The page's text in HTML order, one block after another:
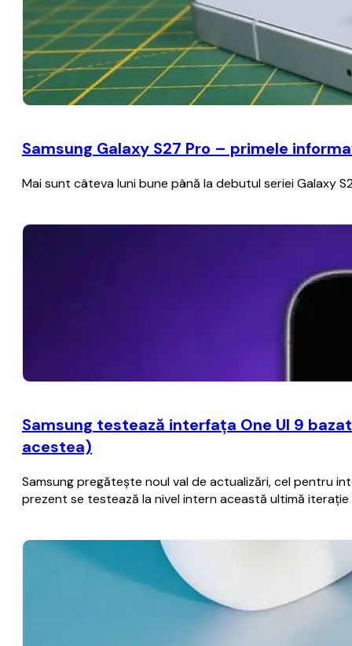
Samsung Galaxy S27 Pro – primele
Mai sunt câteva luni bune până la debutul seriei Galaxy
Samsung testează interfaţa One UI 9
acestea)
Samsung pregăteşte noul val de actualizări, cel pentru
prezent se testează la nivel intern această ultimă